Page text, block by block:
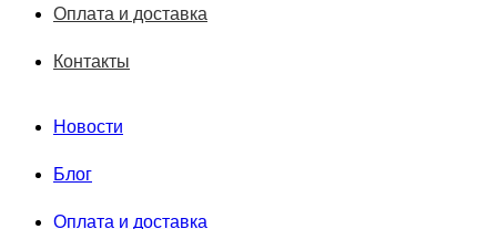
Оплата и доставка
Контакты
Новости
Блог
Оплата и доставка